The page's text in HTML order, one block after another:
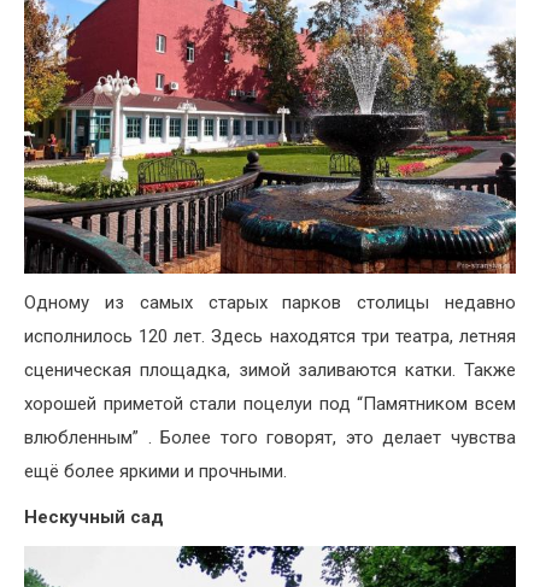
Одному из самых старых парков столицы недавно
исполнилось 120 лет. Здесь находятся три театра, летняя
сценическая площадка, зимой заливаются катки. Также
хорошей приметой стали поцелуи под “Памятником всем
влюбленным” . Более того говорят, это делает чувства
ещё более яркими и прочными.
Нескучный сад